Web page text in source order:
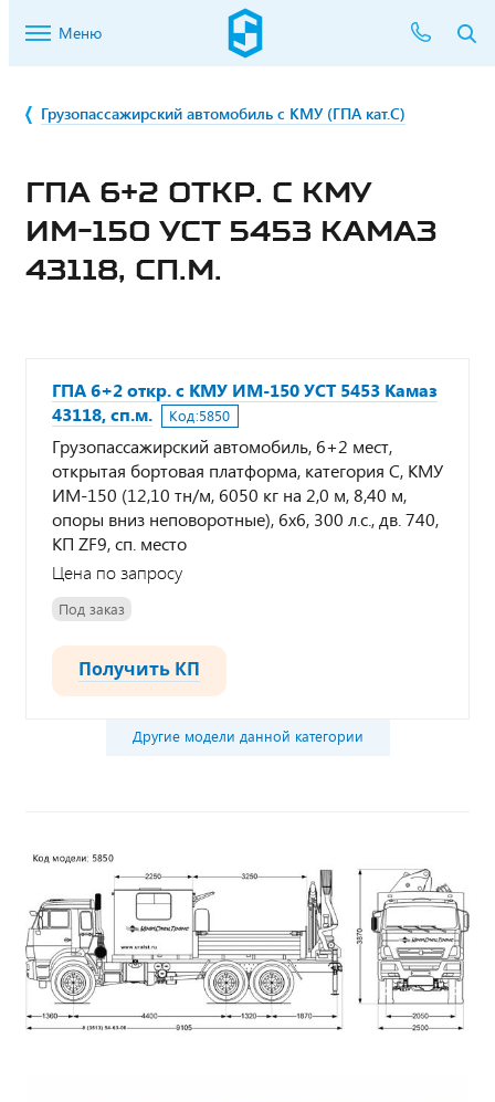
Меню
Грузопассажирский автомобиль с КМУ (ГПА кат.С)
ГПА 6+2 ОТКР. С КМУ
ИМ-150 УСТ 5453 КАМАЗ
43118, СП.М.
ГПА 6+2 откр. с КМУ ИМ-150 УСТ 5453 Камаз
43118, сп.м.
Код:5850
Грузопассажирский автомобиль, 6+2 мест,
открытая бортовая платформа, категория С, КМУ
ИМ-150 (12,10 тн/м, 6050 кг на 2,0 м, 8,40 м,
опоры вниз неповоротные), 6х6, 300 л.с., дв. 740,
КП ZF9, сп. место
Цена по запросу
Под заказ
Получить КП
Другие модели данной категории